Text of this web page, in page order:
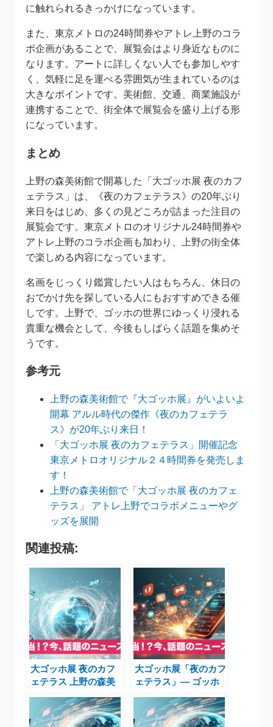
に触れられるきっかけになっています。
また、東京メトロの24時間券やアトレ上野のコラ
ボ企画があることで、展覧会はより身近なものに
なります。アートに詳しくない人でも参加しやす
く、気軽に足を運べる雰囲気が生まれているのは
大きなポイントです。美術館、交通、商業施設が
連携することで、街全体で展覧会を盛り上げる形
になっています。
まとめ
上野の森美術館で開幕した「大ゴッホ展 夜のカフ
ェテラス」は、《夜のカフェテラス》の20年ぶり
来日をはじめ、多くの見どころが詰まった注目の
展覧会です。東京メトロのオリジナル24時間券や
アトレ上野のコラボ企画も加わり、上野の街全体
で楽しめる内容になっています。
名画をじっくり鑑賞したい人はもちろん、休日の
おでかけ先を探している人にもおすすめできる催
しです。上野で、ゴッホの世界にゆっくり浸れる
貴重な機会として、今後もしばらく話題を集めそ
うです。
参考元
上野の森美術館で『大ゴッホ展』がいよいよ
開幕 アルル時代の傑作《夜のカフェテラ
ス》が20年ぶり来日！
「大ゴッホ展 夜のカフェテラス」開催記念
東京メトロオリジナル２４時間券を発売しま
す！
上野の森美術館で「大ゴッホ展 夜のカフェ
テラス」 アトレ上野でコラボメニューやグ
ッズを展開
関連投稿:
大ゴッホ展 夜のカフ
ェテラス 上野の森美
大ゴッホ展「夜のカフ
ェテラス」— ゴッホ
別な体験